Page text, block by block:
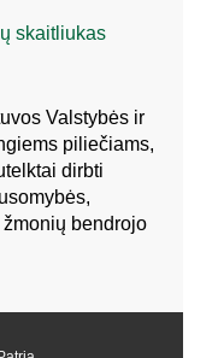
Valstybės ir
piliečiams,
dirbti
bendrojo